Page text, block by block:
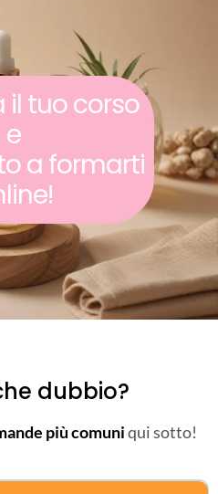
il tuo corso
e
a formarti
dubbio?
più comuniqui sotto!